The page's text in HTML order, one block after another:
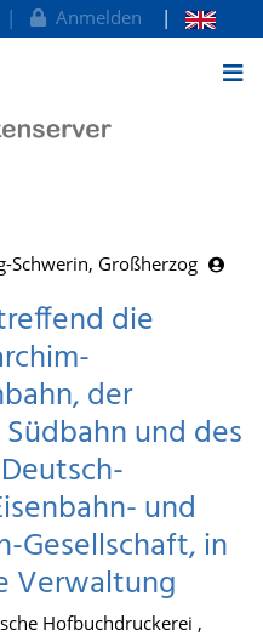
Anmelden
Schwerin, Großherzog
die
der
und des
und
Gesellschaft, in
Verwaltung
Hofbuchdruckerei ,